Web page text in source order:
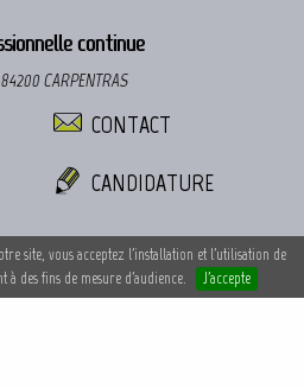
site, vous acceptez l'installation et l'utilisation de
des fins de mesure d'audience.
J'accepte
continue
CARPENTRAS
CONTACT
CANDIDATURE